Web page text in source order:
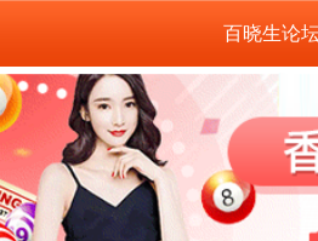
百晓生论